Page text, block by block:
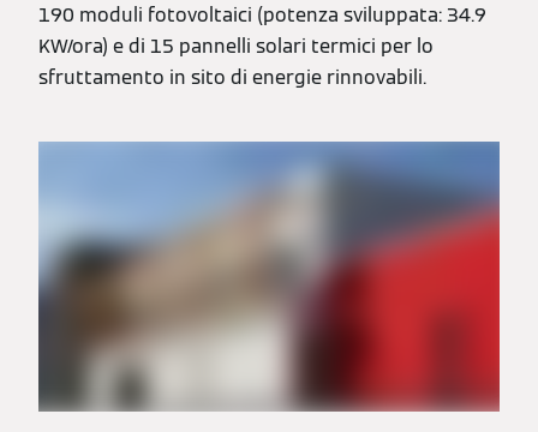
190 moduli fotovoltaici (potenza sviluppata: 34.9
KW/ora) e di 15 pannelli solari termici per lo
sfruttamento in sito di energie rinnovabili.